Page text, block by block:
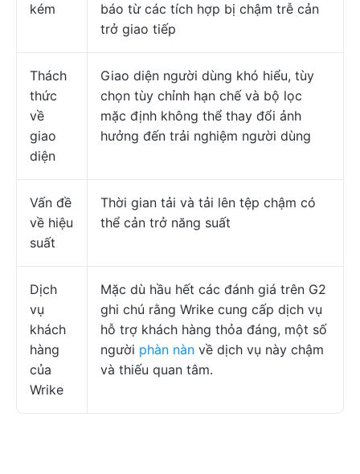
kém
báo từ các tích hợp bị chậm trễ cản
trở giao tiếp
Thách
thức
về
giao
diện
Giao diện người dùng khó hiểu, tùy
chọn tùy chỉnh hạn chế và bộ lọc
mặc định không thể thay đổi ảnh
hưởng đến trải nghiệm người dùng
Vấn đề
về hiệu
suất
Thời gian tải và tải lên tệp chậm có
thể cản trở năng suất
Dịch
vụ
khách
hàng
của
Wrike
Mặc dù hầu hết các đánh giá trên G2
ghi chú rằng Wrike cung cấp dịch vụ
hỗ trợ khách hàng thỏa đáng, một số
người phàn nàn về dịch vụ này chậm
và thiếu quan tâm.